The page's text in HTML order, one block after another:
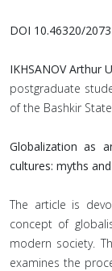
DOI 10.46320/
IKHSANOV Arthur
postgraduate
of the Bashkir
Globalization as
cultures: myths
The article is
concept of
modern society.
examines the